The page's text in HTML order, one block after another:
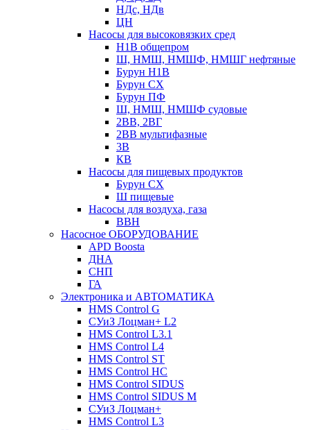
НДс, НДв
ЦН
Насосы для высоковязких сред
Н1В общепром
Ш, НМШ, НМШФ, НМШГ нефтяные
Бурун Н1В
Бурун СХ
Бурун ПФ
Ш, НМШ, НМШФ судовые
2ВВ, 2ВГ
2ВВ мультифазные
3В
КВ
Насосы для пищевых продуктов
Бурун СХ
Ш пищевые
Насосы для воздуха, газа
ВВН
Насосное ОБОРУДОВАНИЕ
APD Boosta
ДНА
СНП
ГА
Электроника и АВТОМАТИКА
HMS Control G
СУиЗ Лоцман+ L2
HMS Control L3.1
HMS Control L4
HMS Control ST
HMS Control HC
HMS Control SIDUS
HMS Control SIDUS M
СУиЗ Лоцман+
HMS Control L3